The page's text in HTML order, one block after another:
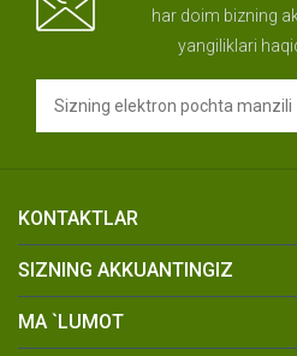
har doim bizning
yangiliklari
KONTAKTLAR
SIZNING AKKUANTINGIZ
MA `LUMOT